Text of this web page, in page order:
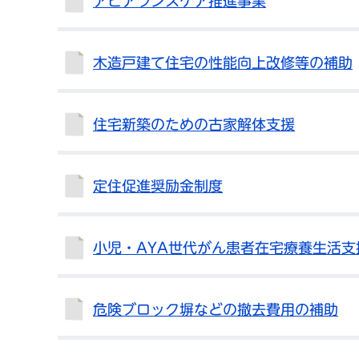
木造戸建て住宅の性能向上改修等の補助
住宅新築のための古家解体支援
定住促進奨励金制度
小児・AYA世代がん患者在宅療養生活支
危険ブロック塀などの撤去費用の補助